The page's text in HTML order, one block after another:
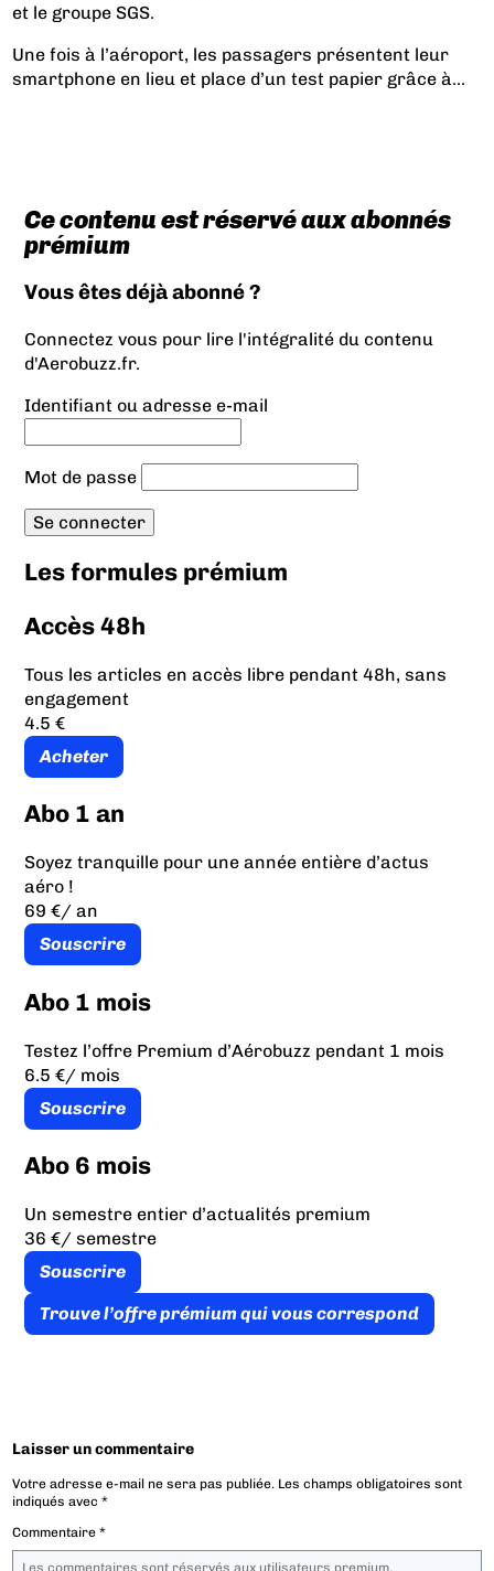
et le groupe SGS.
Une fois à l’aéroport, les passagers présentent leur
smartphone en lieu et place d’un test papier grâce à...
Ce contenu est réservé aux abonnés
prémium
Vous êtes déjà abonné ?
Connectez vous pour lire l'intégralité du contenu
d'Aerobuzz.fr.
Identifiant ou adresse e-mail
Mot de passe
Les formules prémium
Accès 48h
Tous les articles en accès libre pendant 48h, sans
engagement
4.5 €
Acheter
Abo 1 an
Soyez tranquille pour une année entière d’actus
aéro !
69 €/ an
Souscrire
Abo 1 mois
Testez l’offre Premium d’Aérobuzz pendant 1 mois
6.5 €/ mois
Souscrire
Abo 6 mois
Un semestre entier d’actualités premium
36 €/ semestre
Souscrire
Trouve l’offre prémium qui vous correspond
Laisser un commentaire
Votre adresse e-mail ne sera pas publiée. Les champs obligatoires sont
indiqués avec*
Commentaire*